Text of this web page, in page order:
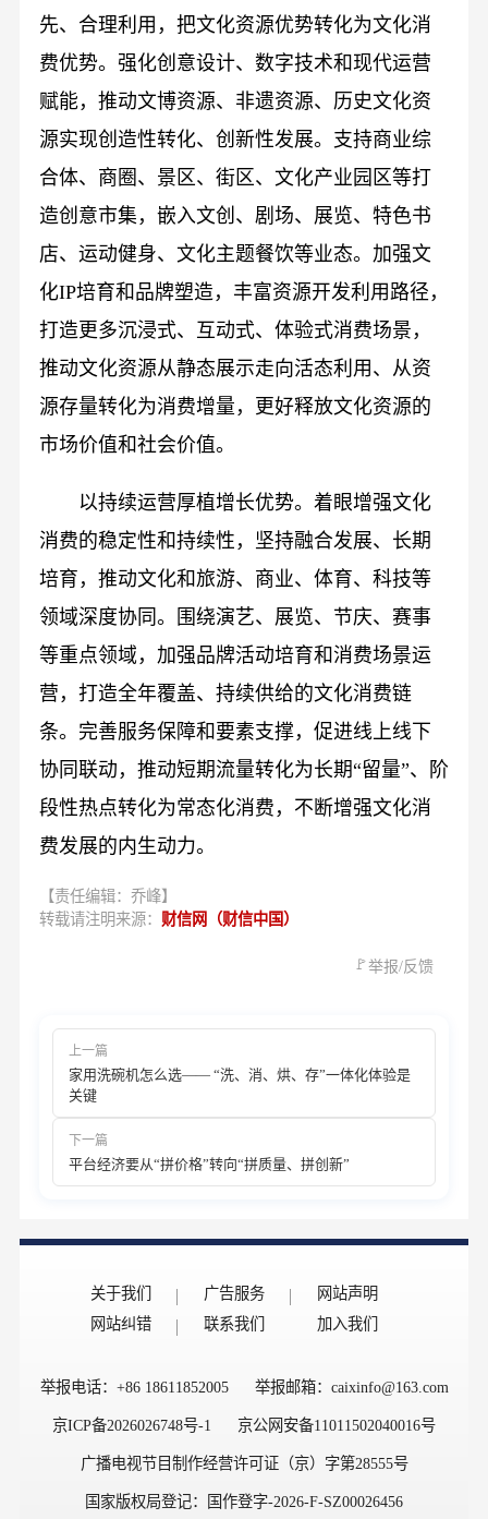
先、合理利用，把文化资源优势转化为文化消
费优势。强化创意设计、数字技术和现代运营
赋能，推动文博资源、非遗资源、历史文化资
源实现创造性转化、创新性发展。支持商业综
合体、商圈、景区、街区、文化产业园区等打
造创意市集，嵌入文创、剧场、展览、特色书
店、运动健身、文化主题餐饮等业态。加强文
化IP培育和品牌塑造，丰富资源开发利用路径，
打造更多沉浸式、互动式、体验式消费场景，
推动文化资源从静态展示走向活态利用、从资
源存量转化为消费增量，更好释放文化资源的
市场价值和社会价值。
以持续运营厚植增长优势。着眼增强文化
消费的稳定性和持续性，坚持融合发展、长期
培育，推动文化和旅游、商业、体育、科技等
领域深度协同。围绕演艺、展览、节庆、赛事
等重点领域，加强品牌活动培育和消费场景运
营，打造全年覆盖、持续供给的文化消费链
条。完善服务保障和要素支撑，促进线上线下
协同联动，推动短期流量转化为长期“留量”、阶
段性热点转化为常态化消费，不断增强文化消
费发展的内生动力。
【责任编辑：乔峰】
转载请注明来源： 财信网（财信中国）
🚩举报/反馈
上一篇
家用洗碗机怎么选—— “洗、消、烘、存”一体化体验是
关键
下一篇
平台经济要从“拼价格”转向“拼质量、拼创新”
关于我们 广告服务
网站声明
网站纠错
联系我们 加入我们
举报电话：+86 18611852005 举报邮箱：caixinfo@163.com
京ICP备2026026748号-1 京公网安备11011502040016号
广播电视节目制作经营许可证（京）字第28555号
国家版权局登记：国作登字-2026-F-SZ00026456